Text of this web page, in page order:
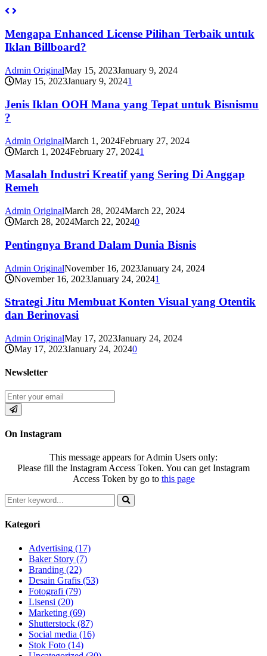
Mengapa Enhanced License Pilihan Terbaik untuk
Iklan Billboard?
Admin OriginalMay 15, 2023January 9, 2024
May 15, 2023January 9, 20241
Jenis Iklan OOH Mana yang Tepat untuk Bisnismu
?
Admin OriginalMarch 1, 2024February 27, 2024
March 1, 2024February 27, 20241
Masalah Industri Kreatif yang Sering Di Anggap
Remeh
Admin OriginalMarch 28, 2024March 22, 2024
March 28, 2024March 22, 20240
Pentingnya Brand Dalam Dunia Bisnis
Admin OriginalNovember 16, 2023January 24, 2024
November 16, 2023January 24, 20241
Strategi Jitu Membuat Konten Visual yang Otentik
dan Berinovasi
Admin OriginalMay 17, 2023January 24, 2024
May 17, 2023January 24, 20240
Newsletter
On Instagram
This message appears for Admin Users only:
Please fill the Instagram Access Token. You can get Instagram
Access Token by go to this page
Search
for:
Search
Kategori
Advertising (17)
Baker Story (7)
Branding (22)
Desain Grafis (53)
Fotografi (79)
Lisensi (20)
Marketing (69)
Shutterstock (87)
Social media (16)
Stok Foto (14)